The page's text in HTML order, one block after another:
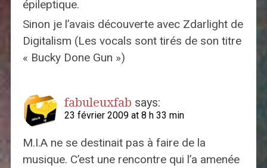
épileptique.
Sinon je l’avais découverte avec Zdarlight de
Digitalism (Les vocals sont tirés de son titre
« Bucky Done Gun »)
fabuleuxfab says:
23 février 2009 at 8 h 33 min
M.I.A ne se destinait pas à faire de la
musique. C’est une rencontre qui l’a amenée